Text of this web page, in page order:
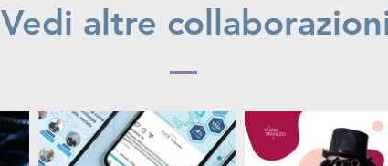
Vedi altre